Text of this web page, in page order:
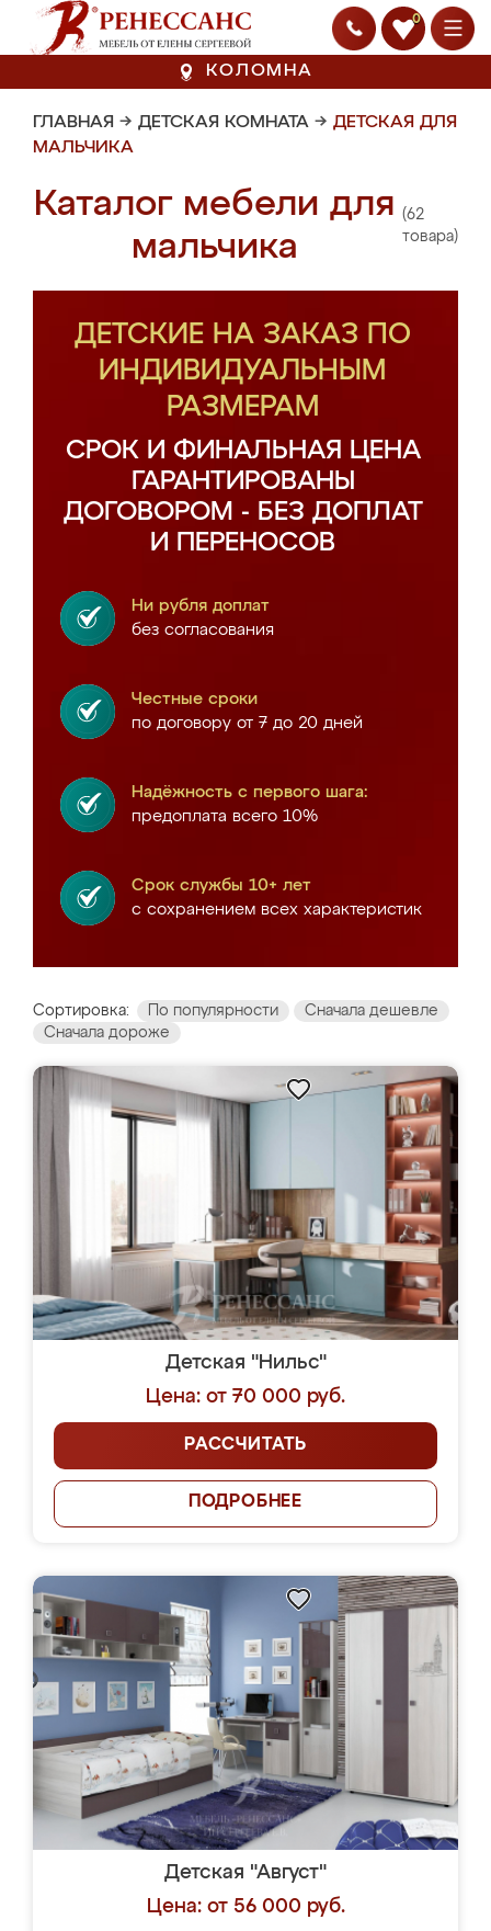
0
КОЛОМНА
ГЛАВНАЯ → ДЕТСКАЯ КОМНАТА → ДЕТСКАЯ ДЛЯ
МАЛЬЧИКА
Каталог мебели для
мальчика
(62
товара)
ДЕТСКИЕ НА ЗАКАЗ ПО
ИНДИВИДУАЛЬНЫМ
РАЗМЕРАМ
СРОК И ФИНАЛЬНАЯ ЦЕНА
ГАРАНТИРОВАНЫ
ДОГОВОРОМ - БЕЗ ДОПЛАТ
И ПЕРЕНОСОВ
Ни рубля доплат
без согласования
Честные сроки
по договору от 7 до 20 дней
Надёжность с первого шага:
предоплата всего 10%
Срок службы 10+ лет
с сохранением всех характеристик
Сортировка: По популярности
Сначала дешевле
Сначала дороже
Детская "Нильс"
Цена: от 70 000 руб.
РАССЧИТАТЬ
ПОДРОБНЕЕ
Детская "Август"
Цена: от 56 000 руб.